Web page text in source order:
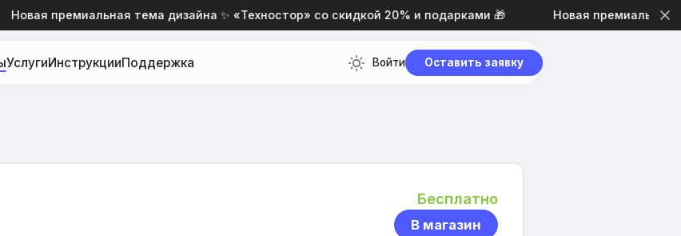
Новая премиальная тема дизайна ✨ «Техностор» со скидкой 20% и подарками 🎁 Новая премиальная
УслугиИнструкцииПоддержка Войти Оставить заявку
Бесплатно
В магазин